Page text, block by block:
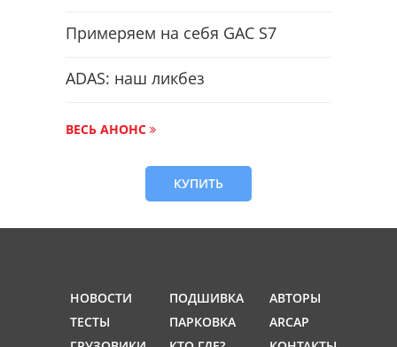
Примеряем на себя GAC S7
ADAS: наш ликбез
ВЕСЬ АНОНС
КУПИТЬ
НОВОСТИ
ТЕСТЫ
ПОДШИВКА
ПАРКОВКА
АВТОРЫ
ARCAP